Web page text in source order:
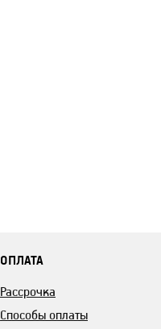
ОПЛАТА
Рассрочка
Способы оплаты